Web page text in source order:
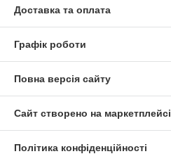
Доставка та оплата
Графік роботи
Повна версія сайту
Сайт створено на маркетплейсі
Політика конфіденційності